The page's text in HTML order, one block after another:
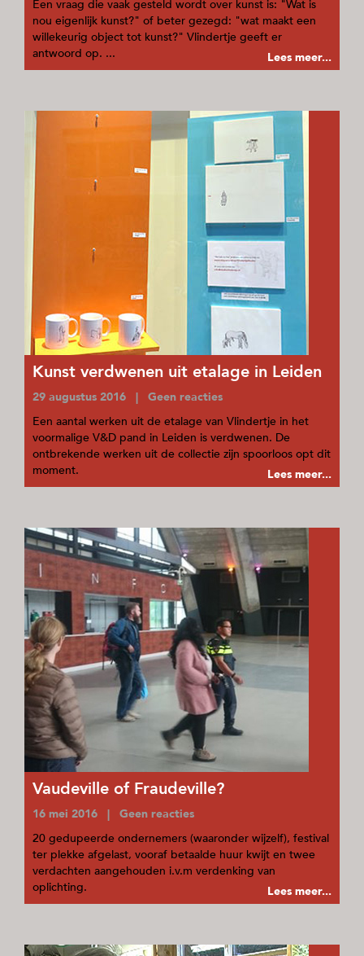
Een vraag die vaak gesteld wordt over kunst is: "Wat is
nou eigenlijk kunst?" of beter gezegd: "wat maakt een
willekeurig object tot kunst?" Vlindertje geeft er
antwoord op. ...
Lees meer...
Kunst verdwenen uit etalage in Leiden
29 augustus 2016 | Geen reacties
Een aantal werken uit de etalage van Vlindertje in het
voormalige V&D pand in Leiden is verdwenen. De
ontbrekende werken uit de collectie zijn spoorloos opt dit
moment.
Lees meer...
Vaudeville of Fraudeville?
16 mei 2016 | Geen reacties
20 gedupeerde ondernemers (waaronder wijzelf), festival
ter plekke afgelast, vooraf betaalde huur kwijt en twee
verdachten aangehouden i.v.m verdenking van
oplichting.
Lees meer...